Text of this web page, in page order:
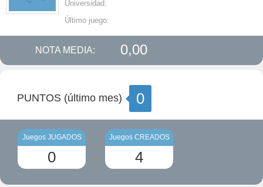
Universidad:
Último juego:
NOTA MEDIA: 0,00
PUNTOS (último mes) 0
Juegos JUGADOS
0
Juegos CREADOS
4